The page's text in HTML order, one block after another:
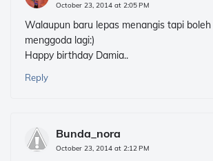
October 23, 2014 at 2:05 PM
Walaupun baru lepas menangis tapi
menggoda lagi:)
Happy birthday Damia..
Reply
Bunda_nora
October 23, 2014 at 2:12 PM